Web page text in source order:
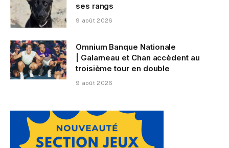
ses rangs
9 août 2026
Omnium Banque Nationale
| Galarneau et Chan accèdent au
troisième tour en double
9 août 2026